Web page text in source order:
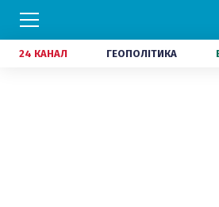
24 КАНАЛ ГЕОПОЛІТИКА